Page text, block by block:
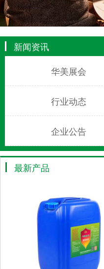
新闻资讯
华美展会
行业动态
企业公告
最新产品